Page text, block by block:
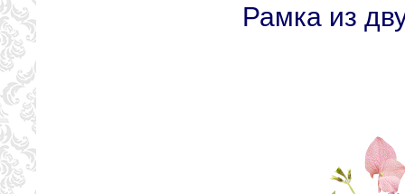
Рамка из